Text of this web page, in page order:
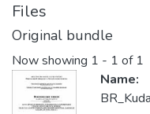
Files
Original bundle
Now showing 1 - 1 of 1
Name: